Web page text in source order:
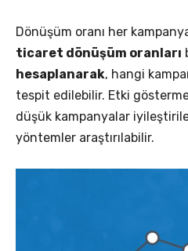
Dönüşüm oranı her
ticaret dönüşüm oranları
hesaplanarak, hangi
tespit edilebilir. Etki
düşük kampanyalar
yöntemler araştırılabilir.